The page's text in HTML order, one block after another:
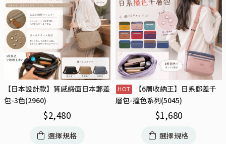
【日本設計款】質感緞面日本郵差
包-3色(2960)
$2,480
選擇規格
【6層收納王】日系郵差千
層包-撞色系列(5045)
$1,680
選擇規格